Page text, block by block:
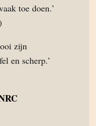
toe doen.’
zijn
en scherp.’